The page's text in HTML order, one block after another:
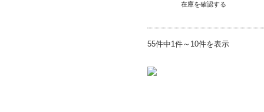
在庫を確認する
55件中1件～10件を表示